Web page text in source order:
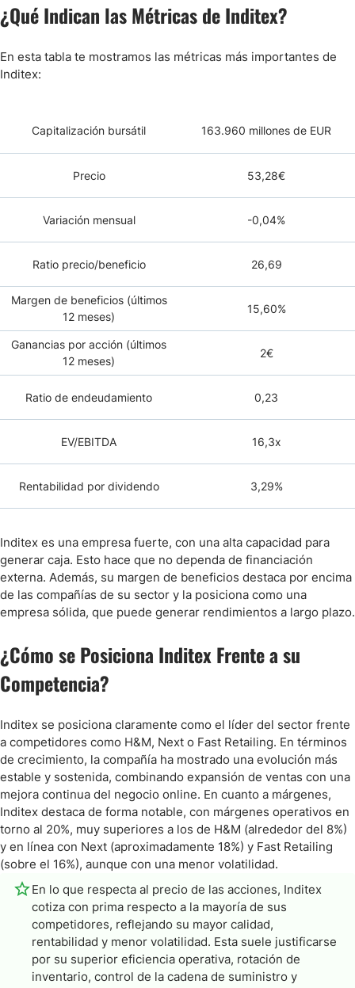
¿Qué Indican las Métricas de Inditex?
En esta tabla te mostramos las métricas más importantes de
Inditex:
Capitalización bursátil 163.960 millones de EUR
Precio 53,28€
Variación mensual -0,04%
Ratio precio/beneficio 26,69
Margen de beneficios (últimos
12 meses)
15,60%
Ganancias por acción (últimos
12 meses)
2€
Ratio de endeudamiento 0,23
EV/EBITDA 16,3x
Rentabilidad por dividendo 3,29%
Inditex es una empresa fuerte, con una alta capacidad para
generar caja. Esto hace que no dependa de financiación
externa. Además, su margen de beneficios destaca por encima
de las compañías de su sector y la posiciona como una
empresa sólida, que puede generar rendimientos a largo plazo.
¿Cómo se Posiciona Inditex Frente a su
Competencia?
Inditex se posiciona claramente como el líder del sector frente
a competidores como H&M, Next o Fast Retailing. En términos
de crecimiento, la compañía ha mostrado una evolución más
estable y sostenida, combinando expansión de ventas con una
mejora continua del negocio online. En cuanto a márgenes,
Inditex destaca de forma notable, con márgenes operativos en
torno al 20%, muy superiores a los de H&M (alrededor del 8%)
y en línea con Next (aproximadamente 18%) y Fast Retailing
(sobre el 16%), aunque con una menor volatilidad.
En lo que respecta al precio de las acciones, Inditex
cotiza con prima respecto a la mayoría de sus
competidores, reflejando su mayor calidad,
rentabilidad y menor volatilidad. Esta suele justificarse
por su superior eficiencia operativa, rotación de
inventario, control de la cadena de suministro y